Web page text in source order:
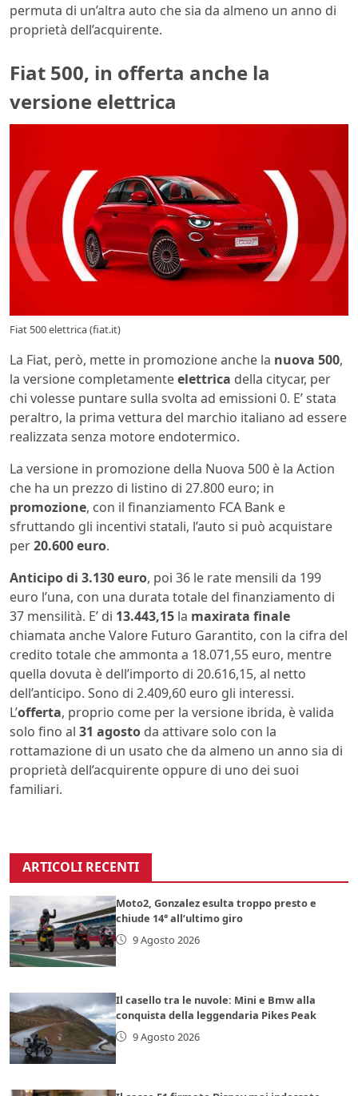
permuta di un’altra auto che sia da almeno un anno di
proprietà dell’acquirente.
Fiat 500, in offerta anche la
versione elettrica
Fiat 500 elettrica (fiat.it)
La Fiat, però, mette in promozione anche la nuova 500,
la versione completamenteelettrica della citycar, per
chi volesse puntare sulla svolta ad emissioni 0. E’ stata
peraltro, la prima vettura del marchio italiano ad essere
realizzata senza motore endotermico.
La versione in promozione della Nuova 500 è la Action
che ha un prezzo di listino di 27.800 euro; in
promozione, con il finanziamento FCA Bank e
sfruttando gli incentivi statali, l’auto si può acquistare
per20.600 euro.
Anticipo di 3.130 euro, poi 36 le rate mensili da 199
euro l’una, con una durata totale del finanziamento di
37 mensilità. E’ di 13.443,15 la maxirata finale
chiamata anche Valore Futuro Garantito, con la cifra del
credito totale che ammonta a 18.071,55 euro, mentre
quella dovuta è dell’importo di 20.616,15, al netto
dell’anticipo. Sono di 2.409,60 euro gli interessi.
L’offerta, proprio come per la versione ibrida, è valida
solo fino al 31 agosto da attivare solo con la
rottamazione di un usato che da almeno un anno sia di
proprietà dell’acquirente oppure di uno dei suoi
familiari.
ARTICOLI RECENTI
Moto2, Gonzalez esulta troppo presto e
chiude 14° all’ultimo giro
9 Agosto 2026
Il casello tra le nuvole: Mini e Bmw alla
conquista della leggendaria Pikes Peak
9 Agosto 2026